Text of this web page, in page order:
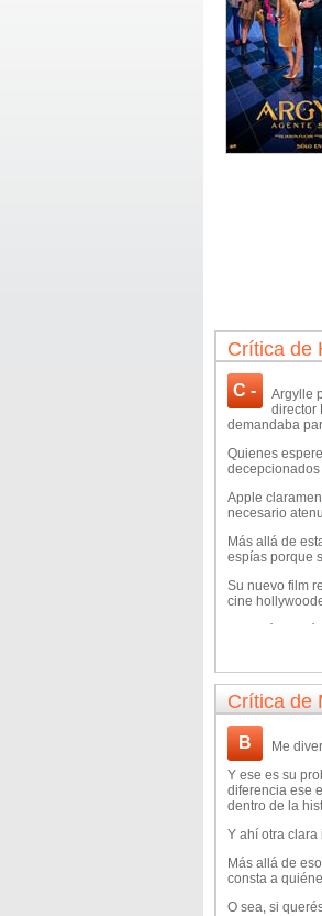
Crítica de
C -
Argylle
director
demandaba
Quienes
Apple
necesario
Más allá de
espías porque
Su nuevo film
cine
Tampoco está
infaltable
Bryce Dallas
llevadero este
Henry Cavill
uno de los
Creo que
que es todo lo
En el terreno
vergüenza
Las
Crítica de
B
Me
Y ese es su
diferencia ese
dentro de la
Y ahí otra
Más allá de
consta a
O sea, si